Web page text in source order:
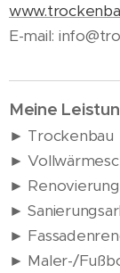
E-mail:
Meine
► Trockenbau
►
►
►
►
► Maler-/